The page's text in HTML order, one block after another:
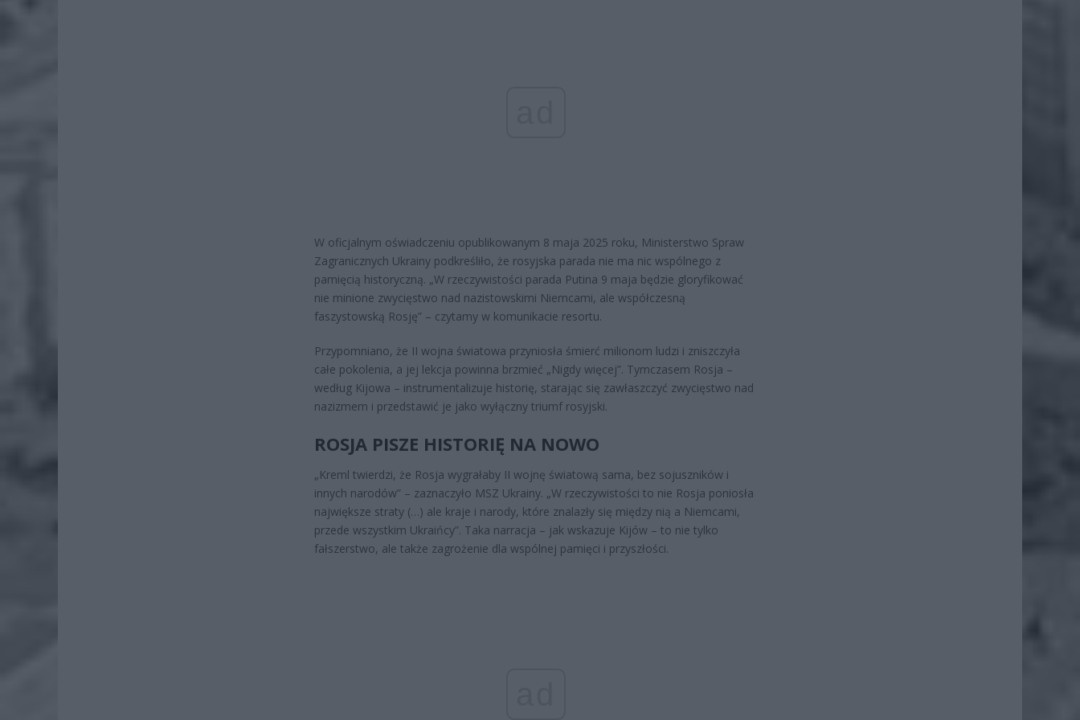
W oficjalnym oświadczeniu opublikowanym 8 maja 2025 roku, Ministerstwo Spraw
Zagranicznych Ukrainy podkreśliło, że rosyjska parada nie ma nic wspólnego z
pamięcią historyczną. „W rzeczywistości parada Putina 9 maja będzie gloryfikować
nie minione zwycięstwo nad nazistowskimi Niemcami, ale współczesną
faszystowską Rosję” – czytamy w komunikacie resortu.
Przypomniano, że II wojna światowa przyniosła śmierć milionom ludzi i zniszczyła
całe pokolenia, a jej lekcja powinna brzmieć „Nigdy więcej”. Tymczasem Rosja –
według Kijowa – instrumentalizuje historię, starając się zawłaszczyć zwycięstwo nad
nazizmem i przedstawić je jako wyłączny triumf rosyjski.
ROSJA PISZE HISTORIĘ NA NOWO
„Kreml twierdzi, że Rosja wygrałaby II wojnę światową sama, bez sojuszników i
innych narodów” – zaznaczyło MSZ Ukrainy. „W rzeczywistości to nie Rosja poniosła
największe straty (…) ale kraje i narody, które znalazły się między nią a Niemcami,
przede wszystkim Ukraińcy”. Taka narracja – jak wskazuje Kijów – to nie tylko
fałszerstwo, ale także zagrożenie dla wspólnej pamięci i przyszłości.